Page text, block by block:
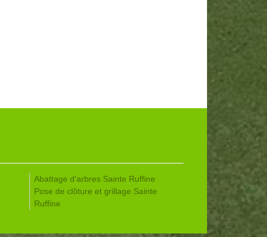
Abattage d'arbres Sainte Ruffine
Pose de clôture et grillage Sainte
Ruffine